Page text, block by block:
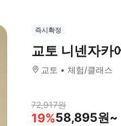
즉시확정
교토 니넨자카
교토 체험/클래스
72,917원
19%58,895원~